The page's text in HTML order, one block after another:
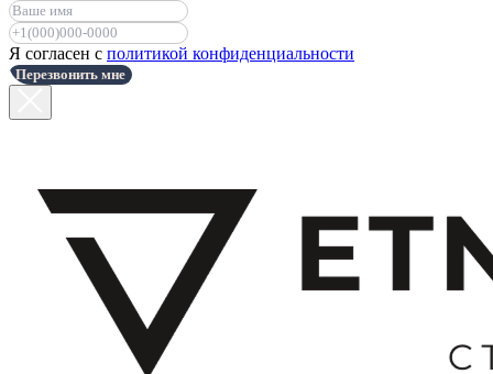
Я согласен с политикой конфиденциальности
Перезвонить мне